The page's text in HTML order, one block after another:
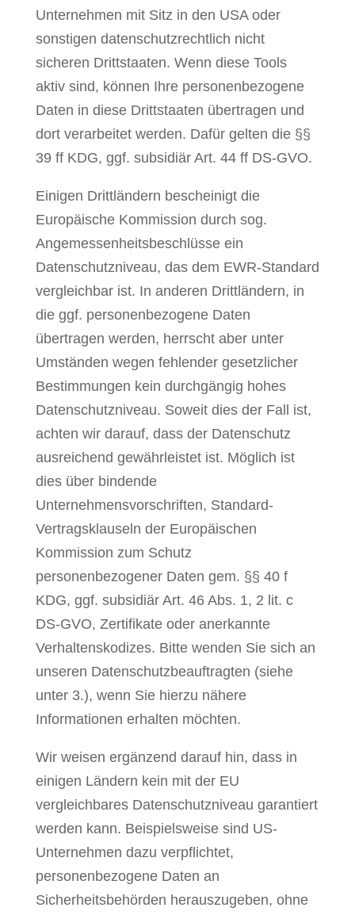
Unternehmen mit Sitz in den USA oder
sonstigen datenschutzrechtlich nicht
sicheren Drittstaaten. Wenn diese Tools
aktiv sind, können Ihre personenbezogene
Daten in diese Drittstaaten übertragen und
dort verarbeitet werden. Dafür gelten die §§
39 ff KDG, ggf. subsidiär Art. 44 ff DS-GVO.
Einigen Drittländern bescheinigt die
Europäische Kommission durch sog.
Angemessenheitsbeschlüsse ein
Datenschutzniveau, das dem EWR-Standard
vergleichbar ist. In anderen Drittländern, in
die ggf. personenbezogene Daten
übertragen werden, herrscht aber unter
Umständen wegen fehlender gesetzlicher
Bestimmungen kein durchgängig hohes
Datenschutzniveau. Soweit dies der Fall ist,
achten wir darauf, dass der Datenschutz
ausreichend gewährleistet ist. Möglich ist
dies über bindende
Unternehmensvorschriften, Standard-
Vertragsklauseln der Europäischen
Kommission zum Schutz
personenbezogener Daten gem. §§ 40 f
KDG, ggf. subsidiär Art. 46 Abs. 1, 2 lit. c
DS-GVO, Zertifikate oder anerkannte
Verhaltenskodizes. Bitte wenden Sie sich an
unseren Datenschutzbeauftragten (siehe
unter 3.), wenn Sie hierzu nähere
Informationen erhalten möchten.
Wir weisen ergänzend darauf hin, dass in
einigen Ländern kein mit der EU
vergleichbares Datenschutzniveau garantiert
werden kann. Beispielsweise sind US-
Unternehmen dazu verpflichtet,
personenbezogene Daten an
Sicherheitsbehörden herauszugeben, ohne